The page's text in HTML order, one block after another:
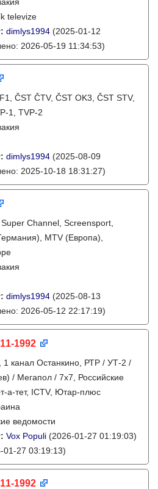
televize
dimlys1994 (2025-01-12
2026-05-19 11:34:53)
ČST ČTV, ČST OK3, ČST STV,
1, TVP-2
dimlys1994 (2025-08-09
2025-10-18 18:31:27)
Channel, Screensport,
MTV (Европа),
dimlys1994 (2025-08-13
2026-05-12 22:17:19)
1992
1 канал Останкино, РТР / УТ-2 /
/ Мегапол / 7x7, Российские
а-тет, ICTV, Ютар-плюс
ведомости
Vox Populi (2026-01-27 01:19:03)
01-27 03:19:13)
1992